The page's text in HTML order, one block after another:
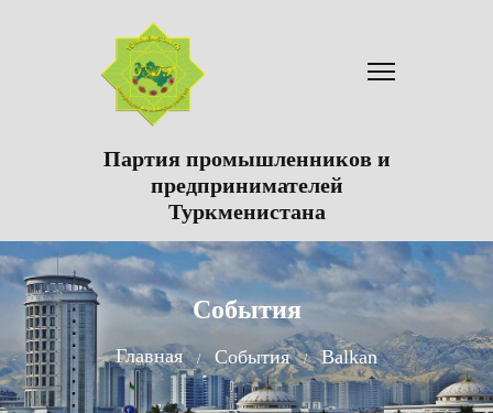
Партия промышленников и
предпринимателей
Туркменистана
События
Главная События Balkan